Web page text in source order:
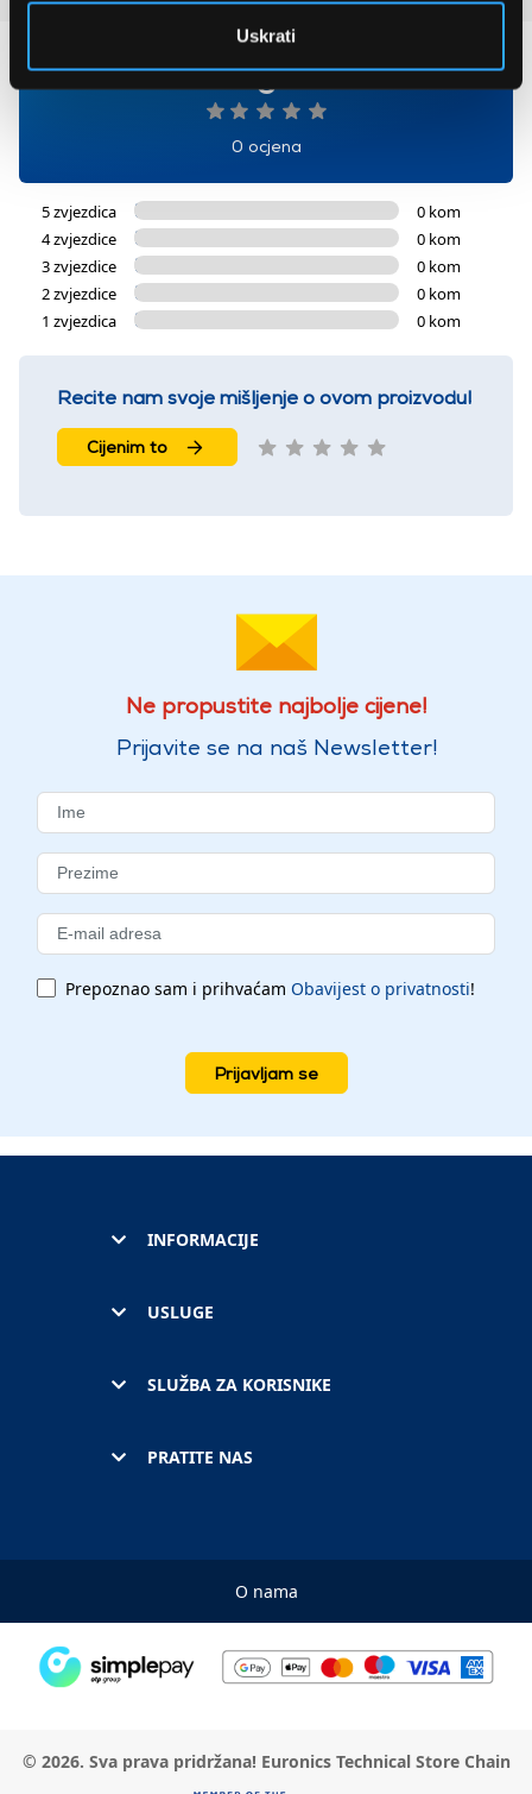
Uskrati
0
0 ocjena
5 zvjezdica
0 kom
4 zvjezdice
0 kom
3 zvjezdice
0 kom
2 zvjezdice
0 kom
1 zvjezdica
0 kom
Recite nam svoje mišljenje o ovom proizvodu!
Cijenim to
Ne propustite najbolje cijene!
Prijavite se na naš Newsletter!
Prepoznao sam i prihvaćam Obavijest o privatnosti!
Prijavljam se
INFORMACIJE
USLUGE
SLUŽBA ZA KORISNIKE
PRATITE NAS
O nama
© 2026. Sva prava pridržana! Euronics Technical Store Chain